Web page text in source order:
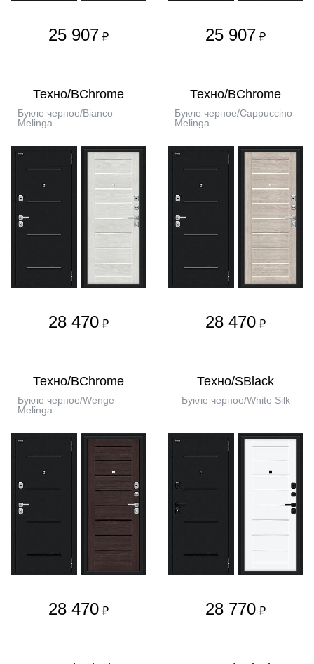
25 907 ₽ 25 907 ₽
Техно/BChrome
Букле черное/Bianco
Melinga
28 470 ₽
Техно/BChrome
Букле черное/Cappuccino
Melinga
28 470 ₽
Техно/BChrome
Букле черное/Wenge
Melinga
28 470 ₽
Техно/SBlack
Букле черное/White Silk
28 770 ₽